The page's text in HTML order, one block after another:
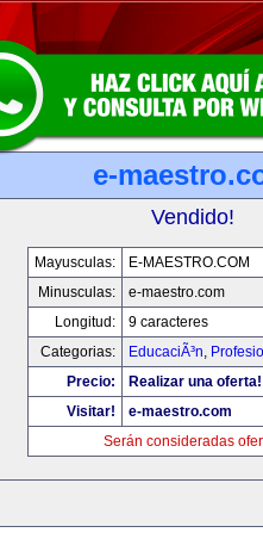
e-
Vendido!
Mayusculas:
E-MAESTRO.COM
Minusculas:
e-maestro.com
Longitud:
9 caracteres
Categorias:
EducaciÃ³n,
Precio:
Realizar una oferta!
Visitar!
e-maestro.com
Serán consideradas